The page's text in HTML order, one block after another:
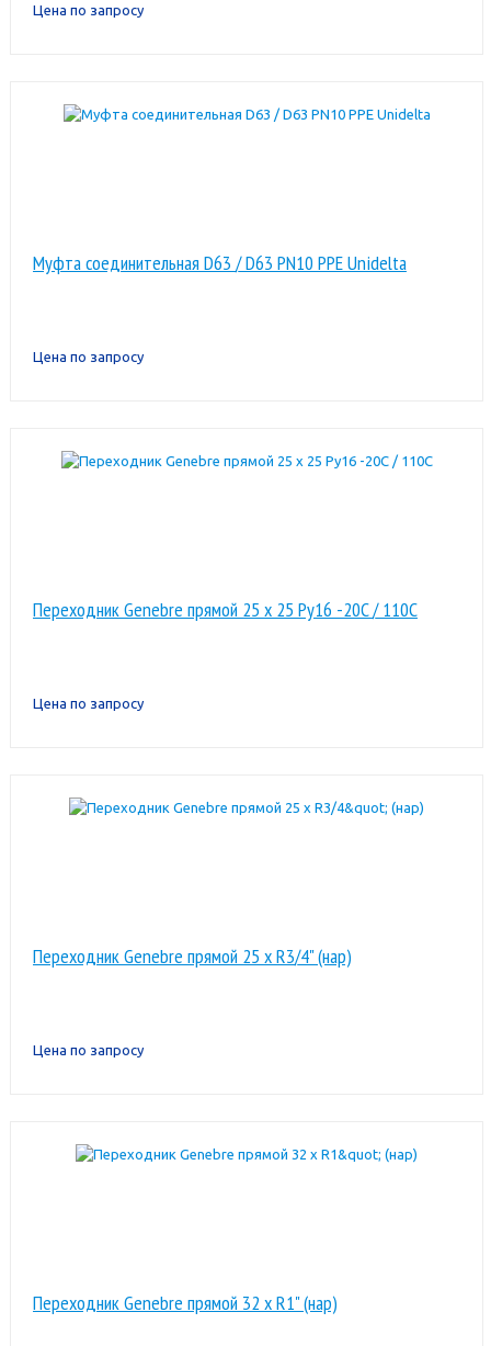
Цена по запросу
Муфта соединительная D63 / D63 PN10 PPE Unidelta
Цена по запросу
Переходник Genebre прямой 25 x 25 Pу16 -20C / 110C
Цена по запросу
Переходник Genebre прямой 25 x R3/4" (нар)
Цена по запросу
Переходник Genebre прямой 32 x R1" (нар)